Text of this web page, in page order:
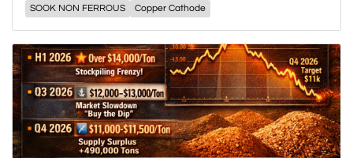
SOOK NON FERROUS
Copper Cathode